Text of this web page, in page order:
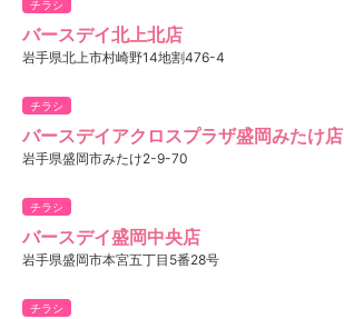
チラシ
バースデイ北上北店
岩手県北上市村崎野14地割476-4
チラシ
バースデイアクロスプラザ盛岡みたけ店
岩手県盛岡市みたけ2-9-70
チラシ
バースデイ盛岡中央店
岩手県盛岡市本宮五丁目5番28号
チラシ